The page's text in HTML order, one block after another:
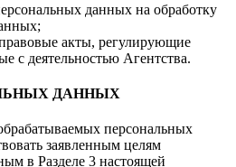
данных на обработку
акты, регулирующие
с деятельностью Агентства.
ДАННЫХ
персональных
заявленным целям
в Разделе 3 настоящей